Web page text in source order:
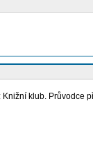
klub. Průvodce